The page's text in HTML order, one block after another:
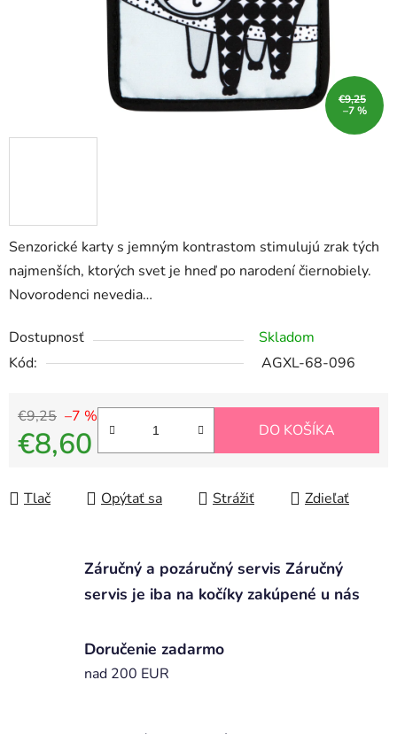
Senzorické karty s jemným kontrastom stimulujú zrak tých
najmenších, ktorých svet je hneď po narodení čiernobiely.
Novorodenci nevedia…
Dostupnosť
Skladom
Kód:
AGXL-68-096
€9,25 –7 %
€8,60 DO KOŠÍKA
Tlač Opýtať sa Strážiť Zdieľať
€9,25
–7 %
Záručný a pozáručný servis Záručný
servis je iba na kočíky zakúpené u nás
Doručenie zadarmo
nad 200 EUR